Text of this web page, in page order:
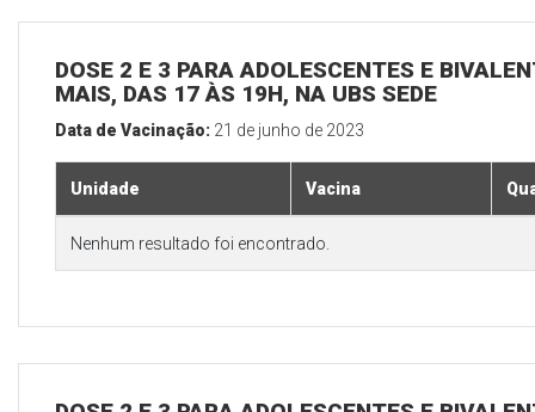
DOSE 2 E 3 PARA ADOLESCENTES E
MAIS, DAS 17 ÀS 19H, NA UBS SEDE
Data de Vacinação: 21 de junho de 2023
Unidade Vacina
Nenhum resultado foi encontrado.